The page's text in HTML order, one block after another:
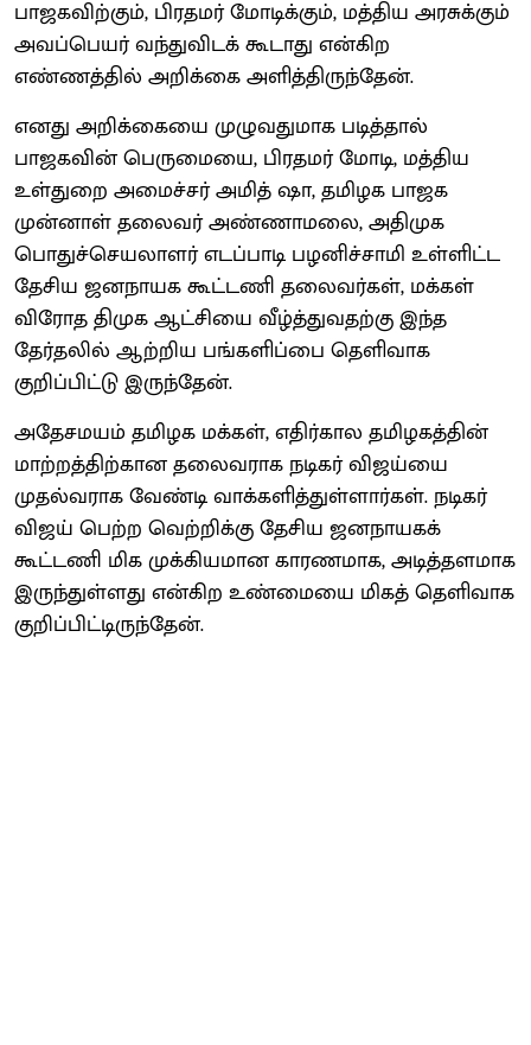
பாஜகவிற்கும், பிரதமர் மோடிக்கும், மத்திய அரசுக்கும்
அவப்பெயர் வந்துவிடக் கூடாது என்கிற
எண்ணத்தில் அறிக்கை அளித்திருந்தேன்.
எனது அறிக்கையை முழுவதுமாக படித்தால்
பாஜகவின் பெருமையை, பிரதமர் மோடி, மத்திய
உள்துறை அமைச்சர் அமித் ஷா, தமிழக பாஜக
முன்னாள் தலைவர் அண்ணாமலை, அதிமுக
பொதுச்செயலாளர் எடப்பாடி பழனிச்சாமி உள்ளிட்ட
தேசிய ஜனநாயக கூட்டணி தலைவர்கள், மக்கள்
விரோத திமுக ஆட்சியை வீழ்த்துவதற்கு இந்த
தேர்தலில் ஆற்றிய பங்களிப்பை தெளிவாக
குறிப்பிட்டு இருந்தேன்.
அதேசமயம் தமிழக மக்கள், எதிர்கால தமிழகத்தின்
மாற்றத்திற்கான தலைவராக நடிகர் விஜய்யை
முதல்வராக வேண்டி வாக்களித்துள்ளார்கள். நடிகர்
விஜய் பெற்ற வெற்றிக்கு தேசிய ஜனநாயகக்
கூட்டணி மிக முக்கியமான காரணமாக, அடித்தளமாக
இருந்துள்ளது என்கிற உண்மையை மிகத் தெளிவாக
குறிப்பிட்டிருந்தேன்.